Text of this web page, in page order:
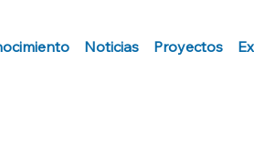
Noticias Proyectos